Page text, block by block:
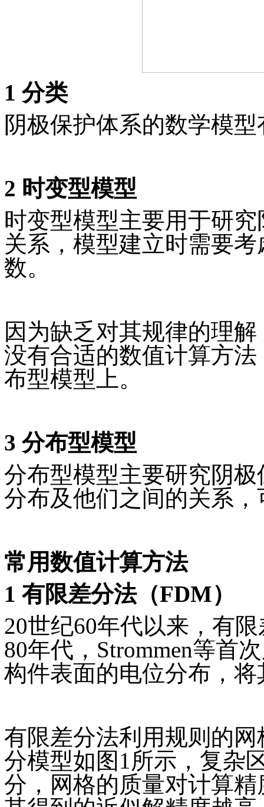
1 分类
阴极保护体系的数学模
2 时变型模型
时变型模型主要用于研
关系，模型建立时需要
数。
因为缺乏对其规律的理
没有合适的数值计算方
布型模型上。
3 分布型模型
分布型模型主要研究阴
分布及他们之间的关系
常用数值计算方法
1 有限差分法（FDM）
20世纪60年代以来，有
80年代，Strommen等首
构件表面的电位分布，
有限差分法利用规则的
分模型如图1所示，复杂
分，网格的质量对计算